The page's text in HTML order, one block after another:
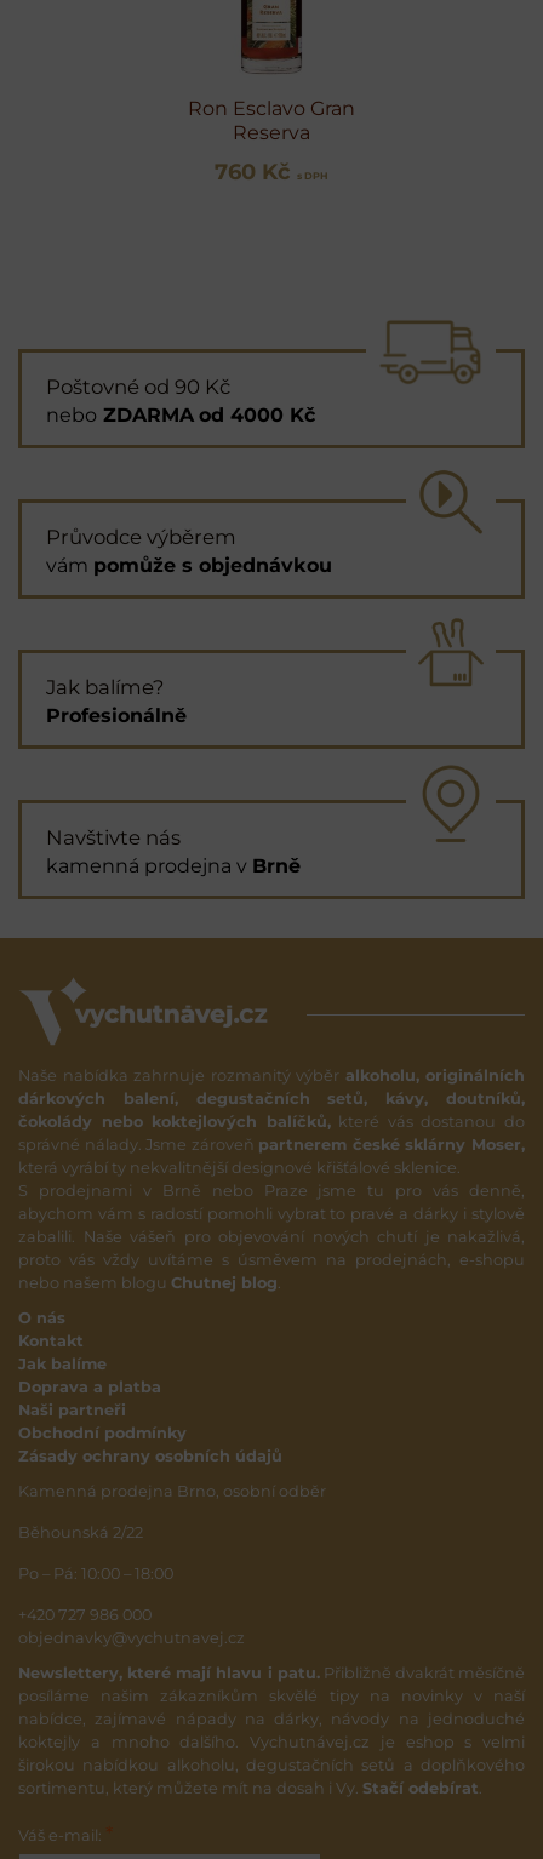
Ron Esclavo Gran
Reserva
760 Kč s DPH
Poštovné od 90 Kč
nebo ZDARMA od 4000 Kč
Průvodce výběrem
vám pomůže s objednávkou
Jak balíme?
Profesionálně
Navštivte nás
kamenná prodejna v Brně
Naše nabídka zahrnuje rozmanitý výběr alkoholu, originálních
dárkových balení, degustačních setů, kávy, doutníků,
čokolády nebo koktejlových balíčků,které vás dostanou do
správné nálady. Jsme zároveň partnerem české sklárny Moser,
která vyrábí ty nekvalitnější designové křišťálové sklenice.
S prodejnami v Brně nebo Praze jsme tu pro vás denně,
abychom vám s radostí pomohli vybrat to pravé a dárky i stylově
zabalili. Naše vášeň pro objevování nových chutí je nakažlivá,
proto vás vždy uvítáme s úsměvem na prodejnách, e-shopu
nebo našem blogu Chutnej blog.
O nás
Kontakt
Jak balíme
Doprava a platba
Naši partneři
Obchodní podmínky
Zásady ochrany osobních údajů
Kamenná prodejna Brno, osobní odběr
Běhounská 2/22
Po – Pá: 10:00 – 18:00
+420 727 986 000
objednavky@vychutnavej.cz
Newslettery, které mají hlavu i patu.Přibližně dvakrát měsíčně
posíláme našim zákazníkům skvělé tipy na novinky v naší
nabídce, zajímavé nápady na dárky, návody na jednoduché
koktejly a mnoho dalšího. Vychutnávej.cz je eshop s velmi
širokou nabídkou alkoholu, degustačních setů a doplňkového
sortimentu, který můžete mít na dosah i Vy. Stačí odebírat.
Váš e-mail: